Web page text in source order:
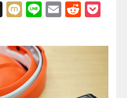
T
e
a
d
s
M
Li
e
E
ail
R
d
ck